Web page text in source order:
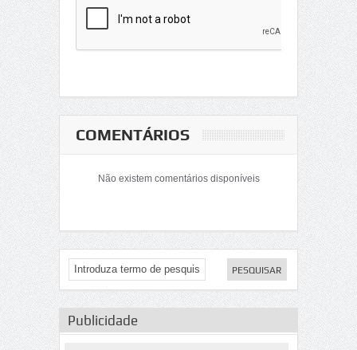
COMENTÁRIOS
Não existem comentários disponíveis
Publicidade